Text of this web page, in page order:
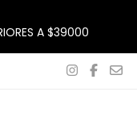
A $39000